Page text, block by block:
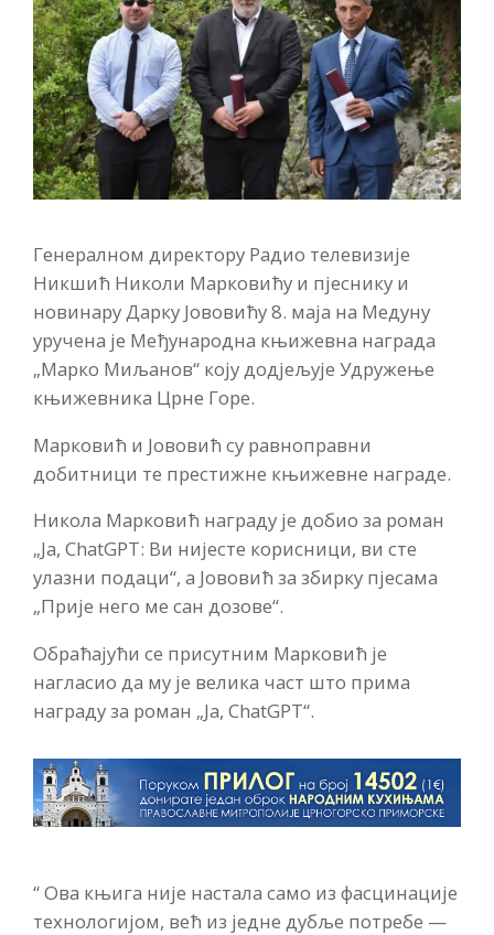
Генералном директору Радио телевизије
Никшић Николи Марковићу и пјеснику и
новинару Дарку Јововићу 8. маја на Медуну
уручена је Међународна књижевна награда
„Марко Миљанов“ коју додјељује Удружење
књижевника Црне Горе.
Марковић и Јововић су равноправни
добитници те престижне књижевне награде.
Никола Марковић награду је добио за роман
„Ја, ChatGPT: Ви нијесте корисници, ви сте
улазни подаци“, а Јововић за збирку пјесама
„Прије него ме сан дозове“.
Обраћајући се присутним Марковић је
нагласио да му је велика част што прима
награду за роман „Ја, ChatGPT“.
“ Ова књига није настала само из фасцинације
технологијом, већ из једне дубље потребе —